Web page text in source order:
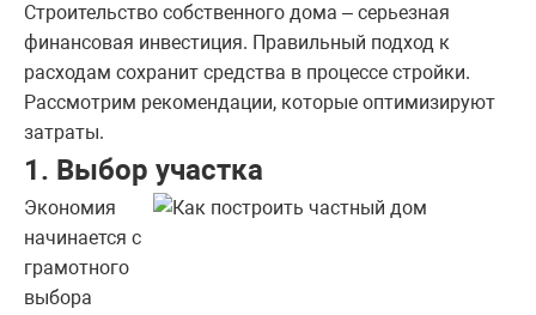
Строительство собственного дома – серьезная
финансовая инвестиция. Правильный подход к
расходам сохранит средства в процессе стройки.
Рассмотрим рекомендации, которые оптимизируют
затраты.
1. Выбор участка
Экономия
начинается с
грамотного
выбора